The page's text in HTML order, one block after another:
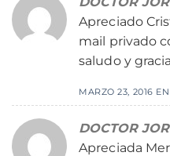
Apreciado
mail privado
saludo y
MARZO 23, 2016
DOCTOR
Apreciada